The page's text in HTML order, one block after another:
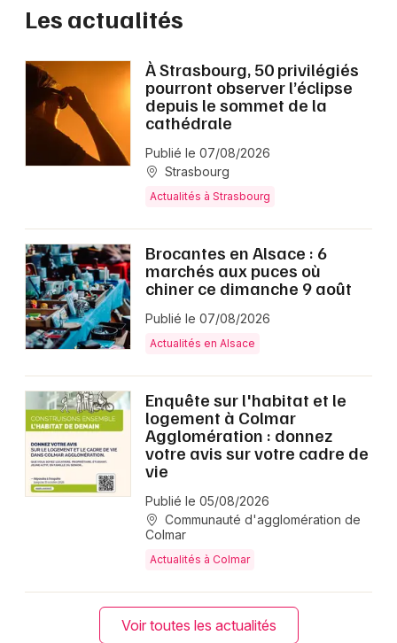
Les actualités
À Strasbourg, 50 privilégiés
pourront observer l’éclipse
depuis le sommet de la
cathédrale
Publié le 07/08/2026
Strasbourg
Actualités à Strasbourg
Brocantes en Alsace : 6
marchés aux puces où
chiner ce dimanche 9 août
Publié le 07/08/2026
Actualités en Alsace
Enquête sur l'habitat et le
logement à Colmar
Agglomération : donnez
votre avis sur votre cadre de
vie
Publié le 05/08/2026
Communauté d'agglomération de
Colmar
Actualités à Colmar
Voir toutes les actualités